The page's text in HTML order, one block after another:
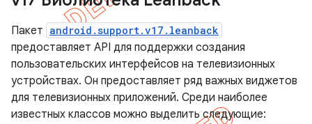
Пакет android.support.v17.leanback
предоставляет API для поддержки создания
пользовательских интерфейсов на телевизионных
устройствах. Он предоставляет ряд важных виджетов
для телевизионных приложений. Среди наиболее
известных классов можно выделить следующие: